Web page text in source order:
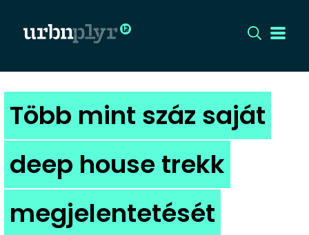
CÍMLAP
DIZÁJN
DIVAT
HIP
Több mint száz saját
deep house trekk
megjelentetését